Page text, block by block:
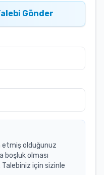
Gönder
olduğunuz
boşluk olması
için sizinle